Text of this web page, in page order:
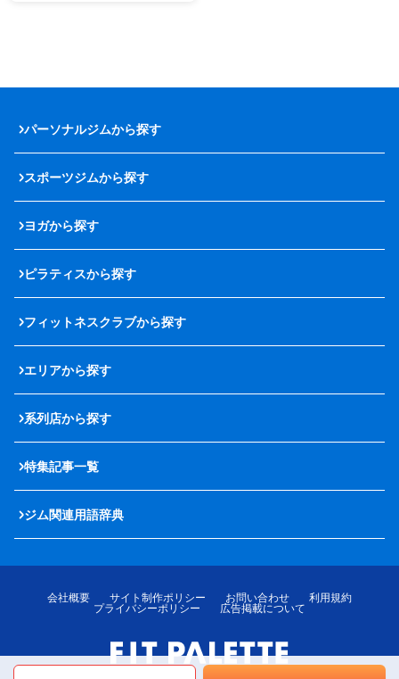
パーソナルジムから探す
スポーツジムから探す
ヨガから探す
ピラティスから探す
フィットネスクラブから探す
エリアから探す
系列店から探す
特集記事一覧
ジム関連用語辞典
会社概要 サイト制作ポリシー お問い合わせ
利用規約
プライバシーポリシー
広告掲載について